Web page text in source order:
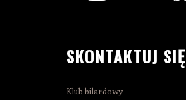
SKONTAKTUJ SIĘ
Klub bilardowy